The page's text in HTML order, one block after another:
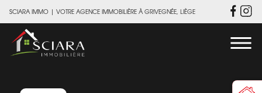
SCIARA IMMO | VOTRE AGENCE IMMOBILIÈRE À GRIVEGNÉE, LIÈGE